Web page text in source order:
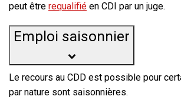
peut être requalifié en CDI par un juge.
Emploi saisonnier
Le recours au CDD est possible pour
par nature sont saisonnières.